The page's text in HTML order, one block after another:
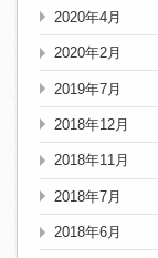
2020年4月
2020年2月
2019年7月
2018年12月
2018年11月
2018年7月
2018年6月